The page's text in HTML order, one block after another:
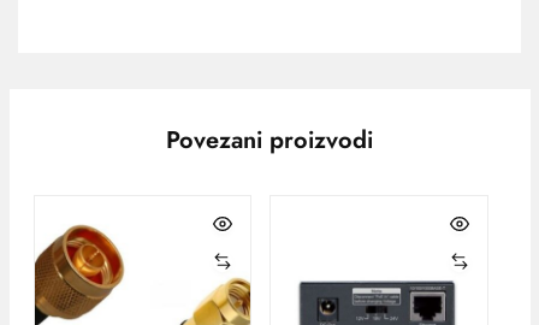
Povezani proizvodi